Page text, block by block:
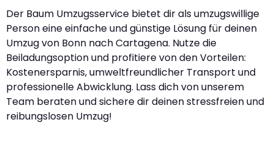
Der Baum Umzugsservice bietet dir als umzugswillige
Person eine einfache und günstige Lösung für deinen
Umzug von Bonn nach Cartagena. Nutze die
Beiladungsoption und profitiere von den Vorteilen:
Kostenersparnis, umweltfreundlicher Transport und
professionelle Abwicklung. Lass dich von unserem
Team beraten und sichere dir deinen stressfreien und
reibungslosen Umzug!